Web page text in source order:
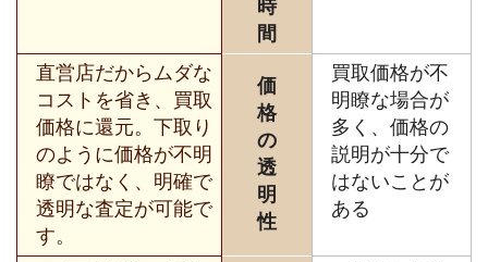
時
間
直営店だからムダな
コストを省き、買取
価格に還元。下取り
のように価格が不明
瞭ではなく、明確で
透明な査定が可能で
す。
価
格
の
透
明
性
買取価格が不
明瞭な場合が
多く、価格の
説明が十分で
はないことが
ある